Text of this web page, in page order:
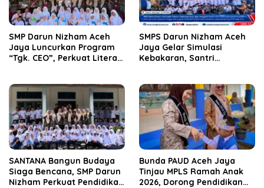
SMP Darun Nizham Aceh
Jaya Luncurkan Program
“Tgk. CEO”, Perkuat Literasi
SMPS Darun Nizham Aceh
Jaya Gelar Simulasi
Kebakaran, Santri
SANTANA Bangun Budaya
Siaga Bencana, SMP Darun
Nizham Perkuat Pendidikan
Bunda PAUD Aceh Jaya
Tinjau MPLS Ramah Anak
2026, Dorong Pendidikan